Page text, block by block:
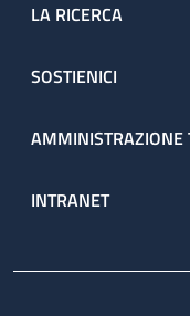
LA RICERCA
SOSTIENICI
AMMINISTRAZIONE
INTRANET